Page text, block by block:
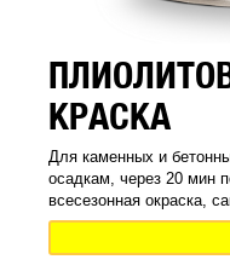
КРАСКА
Для каменных и
осадкам, через 20 мин
всесезонная окраска,